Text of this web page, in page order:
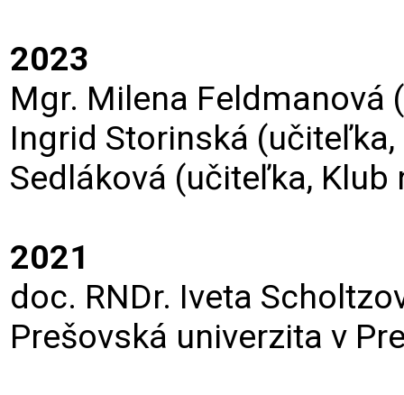
2023
Mgr. Milena Feldmanová
Ingrid Storinská
Sedláková (učiteľka,
2021
doc. RNDr. Iveta
Prešovská univerzita v